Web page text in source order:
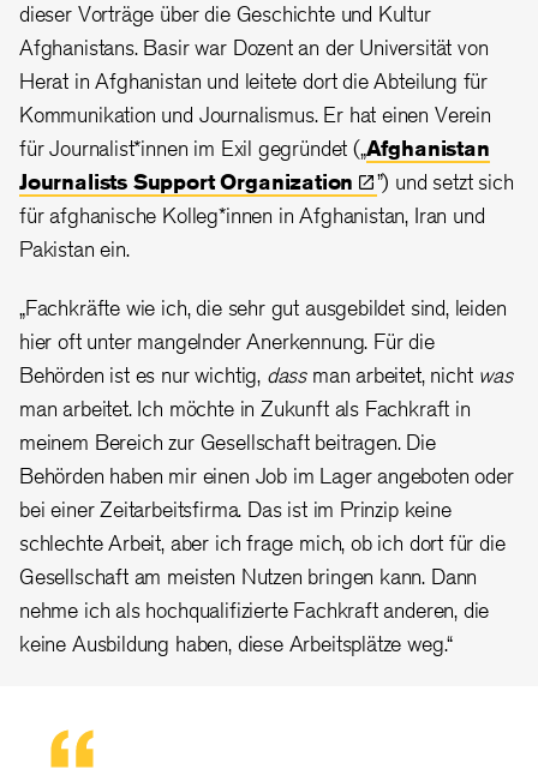
dieser Vorträge über die Geschichte und Kultur
Afghanistans. Basir war Dozent an der Universität von
Herat in Afghanistan und leitete dort die Abteilung für
Kommunikation und Journalismus. Er hat einen Verein
für Journalist*innen im Exil gegründet („Afghanistan
Journalists SupportOrganization
”) und setzt sich
für afghanische Kolleg*innen in Afghanistan, Iran und
Pakistan ein.
„Fachkräfte wie ich, die sehr gut ausgebildet sind, leiden
hier oft unter mangelnder Anerkennung. Für die
Behörden ist es nur wichtig, dassman arbeitet, nicht was
man arbeitet. Ich möchte in Zukunft als Fachkraft in
meinem Bereich zur Gesellschaft beitragen. Die
Behörden haben mir einen Job im Lager angeboten oder
bei einer Zeitarbeitsfirma. Das ist im Prinzip keine
schlechte Arbeit, aber ich frage mich, ob ich dort für die
Gesellschaft am meisten Nutzen bringen kann. Dann
nehme ich als hochqualifizierte Fachkraft anderen, die
keine Ausbildung haben, diese Arbeitsplätze weg.“